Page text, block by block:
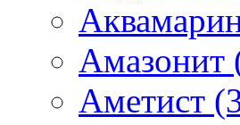
Амазонит
Аметист